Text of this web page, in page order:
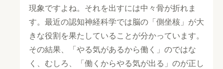
現象ですよね。それを出すには中々骨が折れま
す。最近の認知神経科学では脳の「側坐核」が大
きな役割を果たしていることが分かっています。
その結果、「やる気があるから働く」のではな
く、むしろ、「働くからやる気が出る」のが正し